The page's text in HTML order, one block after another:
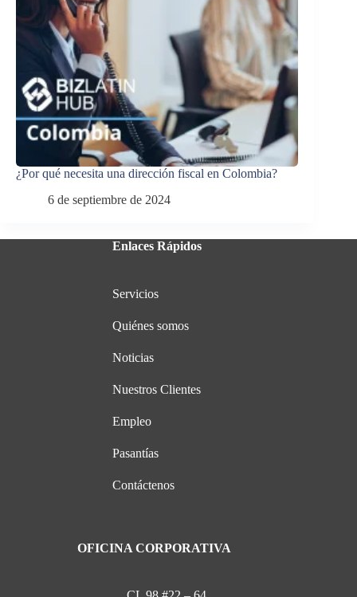
¿Por qué necesita una dirección fiscal en Colombia?
6 de septiembre de 2024
Enlaces Rápidos
Servicios
Quiénes somos
Noticias
Nuestros Clientes
Empleo
Pasantías
Contáctenos
OFICINA CORPORATIVA